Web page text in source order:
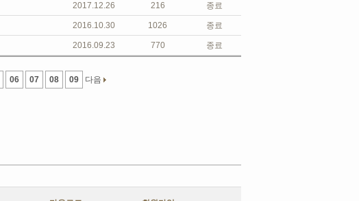
2017.12.26 216 종료
2016.10.30 1026 종료
2016.09.23 770 종료
06 07 08 09 다음